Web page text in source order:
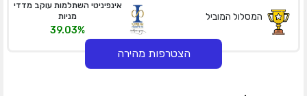
המסלול המוביל
אינפיניטי השתלמות עוקב מדדי
מניות
39.03%
הצטרפות מהירה